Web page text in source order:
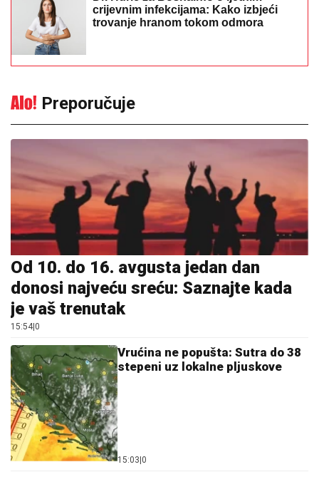
crijevnim infekcijama: Kako izbjeći
trovanje hranom tokom odmora
Preporučuje
Od 10. do 16. avgusta jedan dan
donosi najveću sreću: Saznajte kada
je vaš trenutak
15:54|0
Vrućina ne popušta: Sutra do 38
stepeni uz lokalne pljuskove
15:03|0